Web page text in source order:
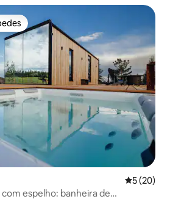
dos hóspedes
5 de uma
5 (20)
espelho: banheira de